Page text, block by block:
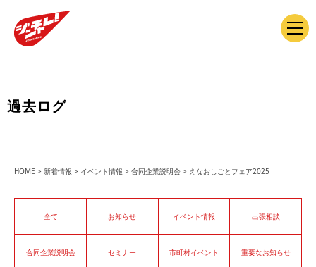
過去ログ
HOME > 新着情報 > イベント情報 > 合同企業説明会 > えなおしごとフェア2025
全て お知らせ イベント情報 出張相談
合同企業説明会 セミナー 市町村イベント 重要なお知らせ